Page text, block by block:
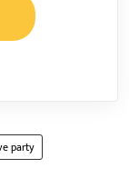
party